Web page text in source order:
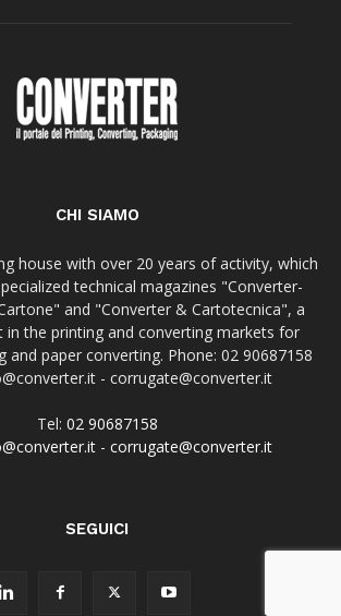
CHI SIAMO
house with over 20 years of activity, which
technical magazines "Converter-
and "Converter & Cartotecnica", a
in the printing and converting markets for
and paper converting. Phone: 02 90687158
- corrugate@converter.it
Tel: 02 90687158
- corrugate@converter.it
SEGUICI